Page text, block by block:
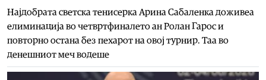
Најдобрата светска тенисерка Арина Сабаленка доживеа
елиминација во четвртфиналето ан Ролан Гарос и
повторно остана без пехарот на овој турнир. Таа во
денешниот меч водеше